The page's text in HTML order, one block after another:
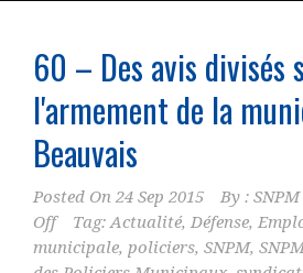
60 – Des avis divisés
l'armement de la
Beauvais
Posted On 24 Sep 2015 By : SNPM
Off
Tag:Actualité, Défense,
municipale, policiers, SNPM,